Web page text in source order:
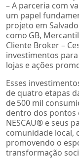
– A parceria com
um papel
projeto em
como GB,
Cliente Broker –
investimentos
lojas e ações
Esses
de quatro etapas
de 500 mil
dentro dos pontos
NESCAU®️ e seus
comunidade local,
promovendo o
transformação